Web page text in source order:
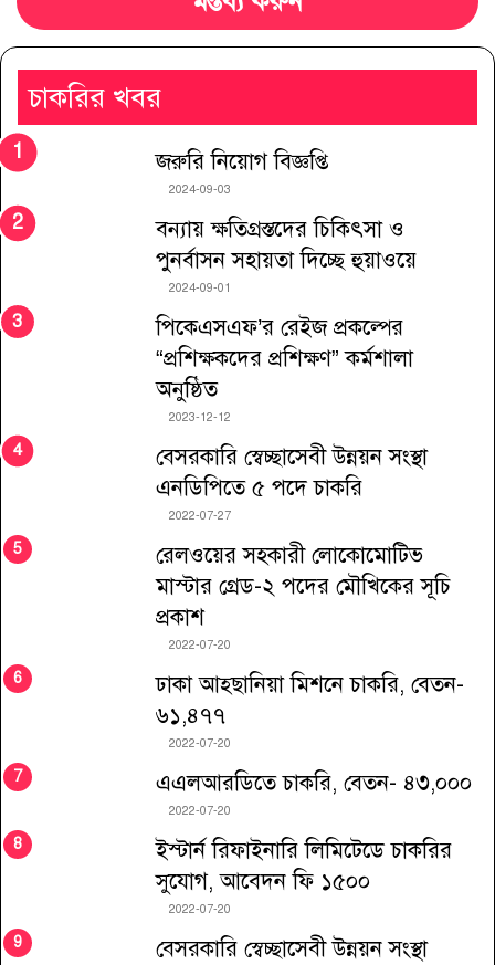
চাকরির খবর
জরুরি নিয়োগ বিজ্ঞপ্তি
2024-09-03
বন্যায় ক্ষতিগ্রস্তদের চিকিৎসা ও
পুনর্বাসন সহায়তা দিচ্ছে হুয়াওয়ে
2024-09-01
পিকেএসএফ’র রেইজ প্রকল্পের
“প্রশিক্ষকদের প্রশিক্ষণ” কর্মশালা
অনুষ্ঠিত
2023-12-12
বেসরকারি স্বেচ্ছাসেবী উন্নয়ন সংস্থা
এনডিপিতে ৫ পদে চাকরি
2022-07-27
রেলওয়ের সহকারী লোকোমোটিভ
মাস্টার গ্রেড-২ পদের মৌখিকের সূচি
প্রকাশ
2022-07-20
ঢাকা আহ্ছানিয়া মিশনে চাকরি, বেতন-
৬১,৪৭৭
2022-07-20
এএলআরডিতে চাকরি, বেতন- ৪৩,০০০
2022-07-20
ইস্টার্ন রিফাইনারি লিমিটেডে চাকরির
সুযোগ, আবেদন ফি ১৫০০
2022-07-20
বেসরকারি স্বেচ্ছাসেবী উন্নয়ন সংস্থা